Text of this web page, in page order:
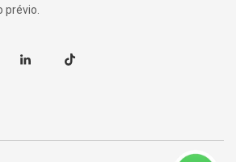
prévio.
Linkedin TikTok